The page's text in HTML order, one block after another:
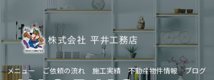
メニュー ご依頼の流れ 施工実績 不動産物件情報 ブログ